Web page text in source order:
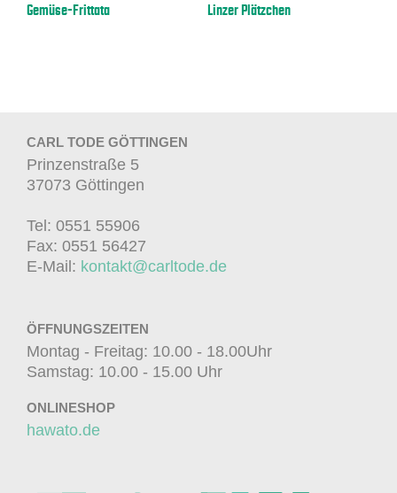
Gemüse-Frittata Linzer Plätzchen
CARL TODE GÖTTINGEN
Prinzenstraße 5
37073 Göttingen
Tel: 0551 55906
Fax: 0551 56427
E-Mail: kontakt@carltode.de
ÖFFNUNGSZEITEN
Montag - Freitag: 10.00 - 18.00Uhr
Samstag: 10.00 - 15.00 Uhr
ONLINESHOP
hawato.de